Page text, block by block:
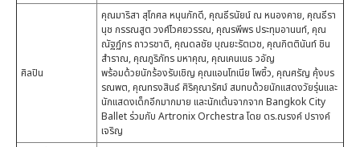
ศิลปิน
คุณมาริสา สุโกศล หนุนภักดี, คุณธีรนัยน์ ณ หนองคาย, คุณธีรา
นุช กรรณสูต วงศ์ไวศยวรรณ, คุณรพีพร ประทุมอานนท์, คุณ
ณัฐฏ์กร ถาวรชาติ, คุณดลชัย บุณยะรัตเวช, คุณกิตตินันท์ ชิน
สำราณ, คุณภูริภัทร มหาคุณ, คุณเคนเนธ วอัญ
พร้อมด้วยนักร้องรับเชิญ คุณแอนโทเนีย โพซิ้ว, คุณศรัญ คุ้งบร
รณพต, คุณทรงสินธ์ ศิริคุณารัศม์ สมทบด้วยนักแสดงวัยรุ่นและ
นักแสดงเด็กอีกมากมาย และนักเต้นจากจาก Bangkok City
Ballet ร่วมกับ Artronix Orchestra โดย ดร.ณรงค์ ปรางค์
เจริญ